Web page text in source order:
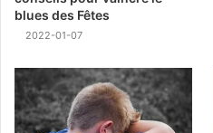
blues des Fêtes
2022-01-07